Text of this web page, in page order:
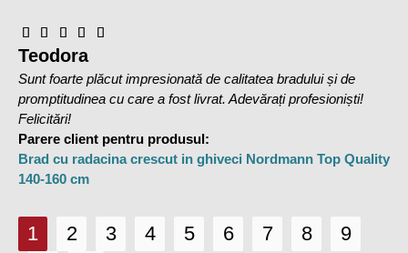
bradul nostru cu lumini LED se va lumina si va veti bucura
de el!
Fabricat în Olanda
Echipa lucreaza exclusiv cu cele mai bune materiale
europene si cauta constant noi moduri de a face produsele
mai durabile, mai stilate sau mai usor de utilizat.
Mestesugul si inovatia sunt de o importanta capitala pentru
plus, consideram ca este extrem de important sa putem
garanta clientilor nostri termene de livrare rapide si cai facile
Teodora
Sunt foarte plăcut impresionată de calitatea bradului și de
promptitudinea cu care a fost livrat. Adevărați profesioniști!
Felicitări!
Parere client pentru produsul:
Brad cu radacina crescut in ghiveci Nordmann Top Quality
140-160 cm
1 2 3 4 5 6 7 8 9